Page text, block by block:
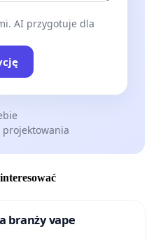
AI przygotuje dla
projektowania
branży vape